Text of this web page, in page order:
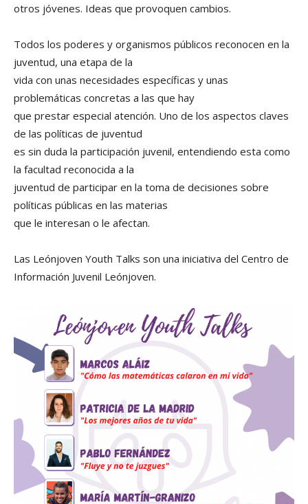
otros jóvenes. Ideas que provoquen cambios.
Todos los poderes y organismos públicos reconocen en la
juventud, una etapa de la
vida con unas necesidades específicas y unas
problemáticas concretas a las que hay
que prestar especial atención. Uno de los aspectos claves
de las políticas de juventud
es sin duda la participación juvenil, entendiendo esta como
la facultad reconocida a la
juventud de participar en la toma de decisiones sobre
políticas públicas en las materias
que le interesan o le afectan.
Las Leónjoven Youth Talks son una iniciativa del Centro de
Información Juvenil Leónjoven.